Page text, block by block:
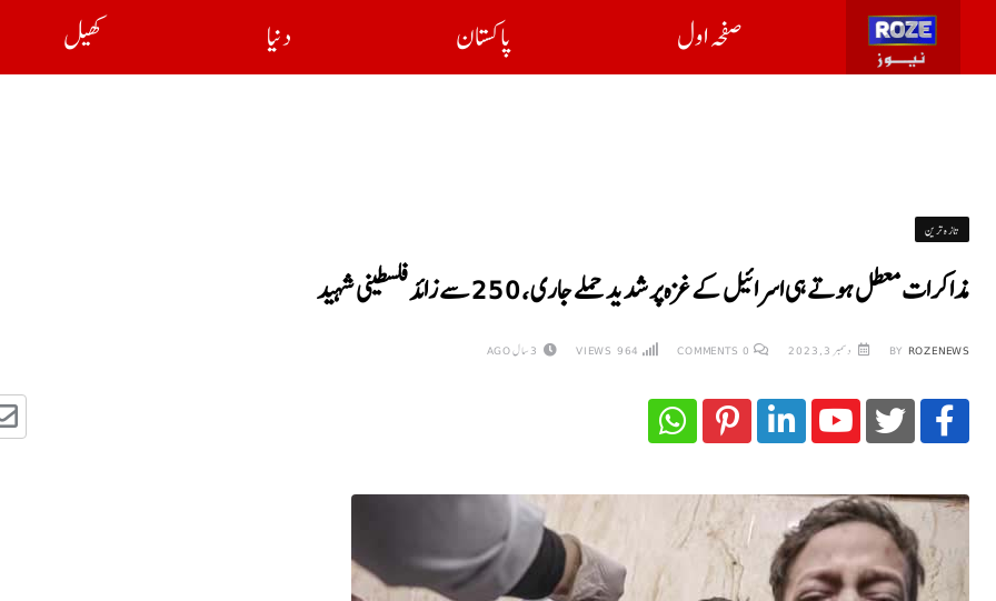
صفحہ اول پاکستان دنیا کھیل
تازہ ترین
مذاکرات معطل ہوتے ہی اسرائیل کے غزہ پر شدید حملے جاری ، 250 سے زائد فلسطینی شہید
BY ROZENEWS دسمبر 3, 2023 0
COMMENTS
964 3 سال AGO